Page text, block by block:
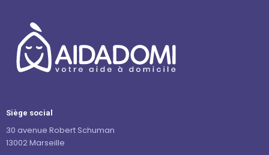
Siège social
30 avenue Robert Schuman
13002 Marseille